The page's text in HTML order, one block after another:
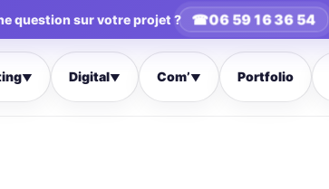
question sur votre projet ? ☎06 59 16 36 54
▼ Digital▼ Com’▼ Portfolio